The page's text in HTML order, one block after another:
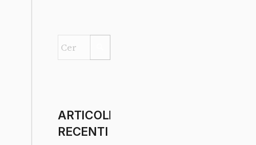
ARTICOLI
RECENTI